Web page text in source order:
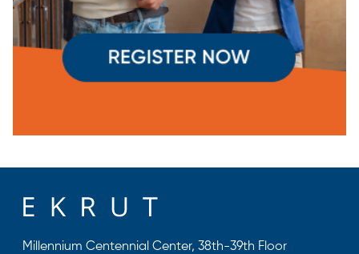
Millennium Centennial Center, 38th-39th Floor